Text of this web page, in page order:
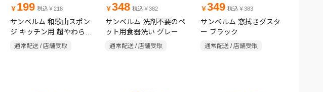
￥ 199 税込￥218
サンベルム 和歌山スポン
ジ キッチン用 超やわらか
タイプ ブラック
通常配送 / 店舗受取
￥348 税込￥382
サンベルム 洗剤不要のペ
ット用食器洗い グレー
通常配送 / 店舗受取
￥349 税込￥383
サンベルム 窓拭きダスタ
ー ブラック
通常配送 / 店舗受取